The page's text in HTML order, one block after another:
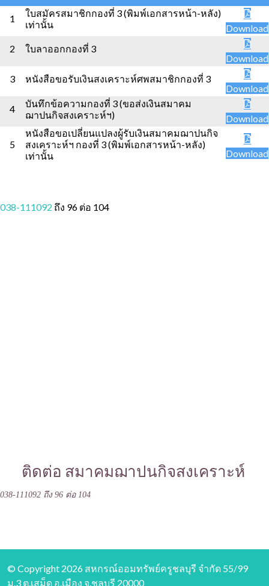
1
ใบสมัครสมาชิกกองที่ 3 (พิมพ์เอกสารหน้า-หลัง)
เท่านั้น
Download
2
ใบลาออกกองที่ 3
Download
3
หนังสือขอรับเงินสงเคราะห์ศพสมาชิกกองที่ 3
Download
4
บันทึกข้อความกองที่ 3 (ขอส่งเงินสมาคม
ฌาปนกิจสงเคราะห์ฯ)
Download
5
หนังสือขอเปลี่ยนแปลงผู้รับเงินสมาคมฌาปนกิจ
สงเคราะห์ฯ กองที่ 3 (พิมพ์เอกสารหน้า-หลัง)
เท่านั้น
Download
038-111092 ถึง 96 ต่อ 104
ติดต่อ สมาคมฌาปนกิจสงเคราะห์
038-111092 ถึง 96 ต่อ 104
© Copyright 2026 สหกรณ์ออมทรัพย์ครูชลบุรี จำกัด 55/99
ม.3 ต.เสม็ด อ.เมือง จ.ชลบุรี 20000